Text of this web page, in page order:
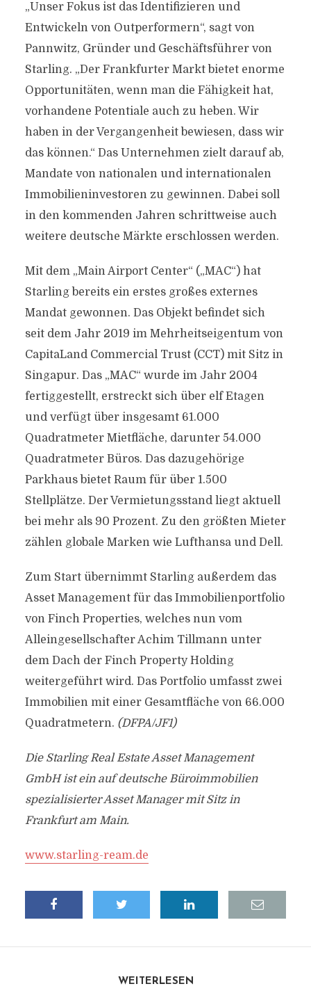
„Unser Fokus ist das Identifizieren und
Entwickeln von Outperformern“, sagt von
Pannwitz, Gründer und Geschäftsführer von
Starling. „Der Frankfurter Markt bietet enorme
Opportunitäten, wenn man die Fähigkeit hat,
vorhandene Potentiale auch zu heben. Wir
haben in der Vergangenheit bewiesen, dass wir
das können.“ Das Unternehmen zielt darauf ab,
Mandate von nationalen und internationalen
Immobilieninvestoren zu gewinnen. Dabei soll
in den kommenden Jahren schrittweise auch
weitere deutsche Märkte erschlossen werden.
Mit dem „Main Airport Center“ („MAC“) hat
Starling bereits ein erstes großes externes
Mandat gewonnen. Das Objekt befindet sich
seit dem Jahr 2019 im Mehrheitseigentum von
CapitaLand Commercial Trust (CCT) mit Sitz in
Singapur. Das „MAC“ wurde im Jahr 2004
fertiggestellt, erstreckt sich über elf Etagen
und verfügt über insgesamt 61.000
Quadratmeter Mietfläche, darunter 54.000
Quadratmeter Büros. Das dazugehörige
Parkhaus bietet Raum für über 1.500
Stellplätze. Der Vermietungsstand liegt aktuell
bei mehr als 90 Prozent. Zu den größten Mieter
zählen globale Marken wie Lufthansa und Dell.
Zum Start übernimmt Starling außerdem das
Asset Management für das Immobilienportfolio
von Finch Properties, welches nun vom
Alleingesellschafter Achim Tillmann unter
dem Dach der Finch Property Holding
weitergeführt wird. Das Portfolio umfasst zwei
Immobilien mit einer Gesamtfläche von 66.000
Quadratmetern. (DFPA/JF1)
Die Starling Real Estate Asset Management
GmbH ist ein auf deutsche Büroimmobilien
spezialisierter Asset Manager mit Sitz in
Frankfurt am Main.
www.starling-ream.de
WEITERLESEN